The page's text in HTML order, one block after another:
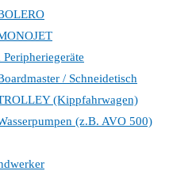
/ Schneidetisch
(Kippfahrwagen)
(z.B. AVO 500)